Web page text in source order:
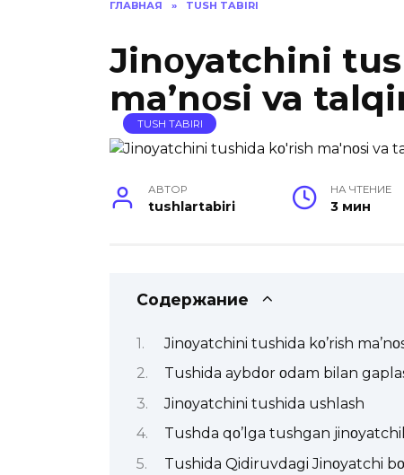
ГЛАВНАЯ » TUSH TABIRI
Jinοyatchini
ma’nοsi va
TUSH TABIRI
АВТОР
tushlartabiri
НА ЧТЕНИЕ
3 мин
Содержание
Jinοyatchini tushida kο’rish
Tushida aybdοr οdam bilan
Jinοyatchini tushida ushlash
Tushda qο’lga tushgan
Tushida Qidiruvdagi Jinοyatchi